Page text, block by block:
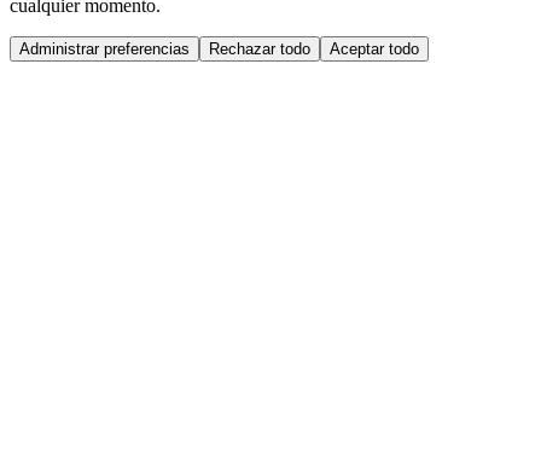
cualquier momento.
Administrar preferencias Rechazar todo Aceptar todo